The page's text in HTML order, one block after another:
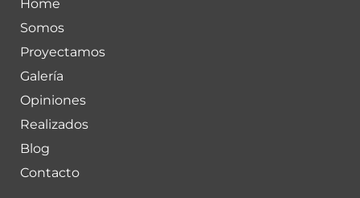
Home
Somos
Proyectamos
Galería
Opiniones
Realizados
Blog
Contacto